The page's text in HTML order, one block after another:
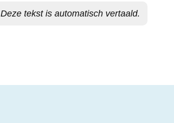
Deze tekst is automatisch vertaald.